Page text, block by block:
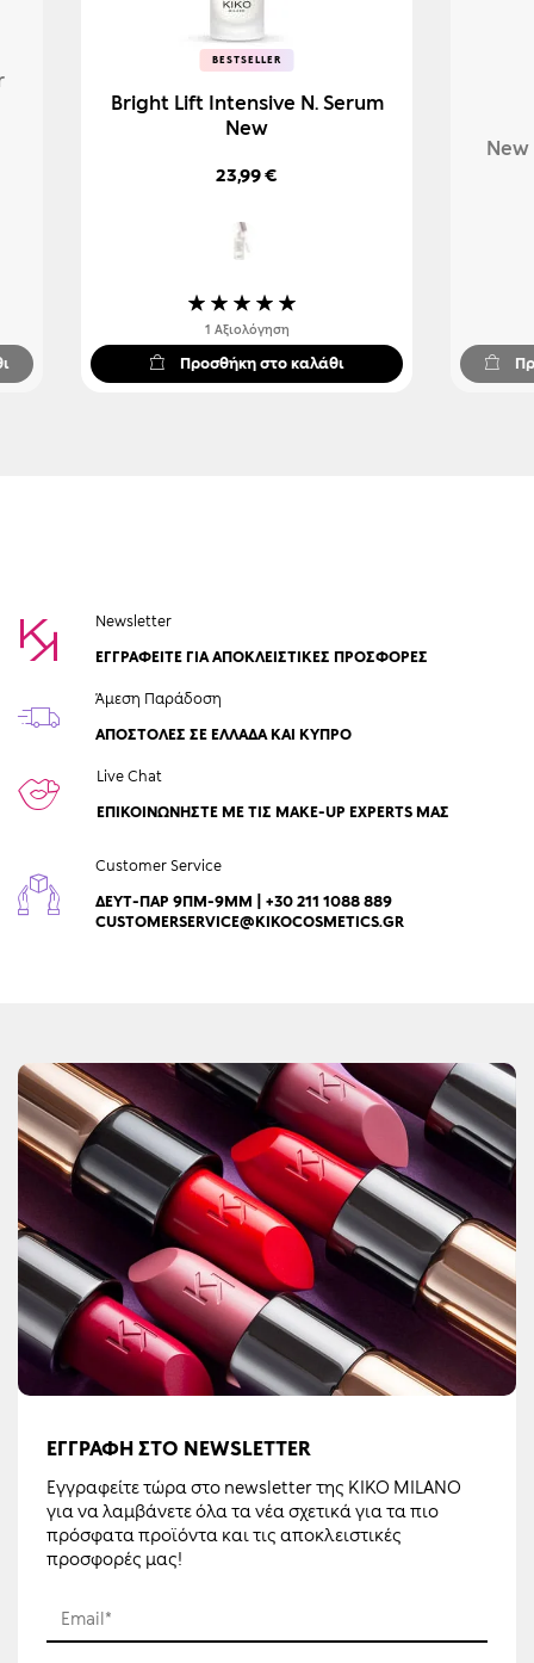
BESTSELLER
BESTSELLER
Bright Lift Intensive N. Serum
New
23,99 €
Βαθμολογία:
100%
1 Αξιολόγηση
Προσθήκη στο καλάθι
New
Newsletter
ΕΓΓΡΑΦΕΙΤΕ ΓΙΑ ΑΠΟΚΛΕΙΣΤΙΚΕΣ ΠΡΟΣΦΟΡΕΣ
Άμεση Παράδοση
ΑΠΟΣΤΟΛΈΣ ΣΕ ΕΛΛΆΔΑ ΚΑΙ ΚΎΠΡΟ
Live Chat
ΕΠΙΚΟΙΝΩΝΉΣΤΕ ΜΕ ΤΙΣ MAKE-UP EXPERTS ΜΑΣ
Customer Service
ΔΕΥΤ-ΠΑΡ 9ΠΜ-9ΜΜ | +30 211 1088 889
CUSTOMERSERVICE@KIKOCOSMETICS.GR
ΕΓΓΡΑΦΉ ΣΤΟ NEWSLETTER
Εγγραφείτε τώρα στο newsletter της KIKO MILANO
για να λαμβάνετε όλα τα νέα σχετικά για τα πιο
πρόσφατα προϊόντα και τις αποκλειστικές
προσφορές μας!
Email*